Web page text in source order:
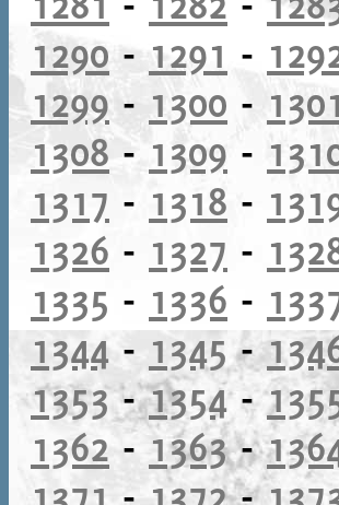
1290- 1291 -
1299- 1300 - 1301
1308- 1309 -
1317 - 1318 -
1326 - 1327 -
1335 - 1336 -
1344 - 1345 -
1353-1354-
1362 - 1363-